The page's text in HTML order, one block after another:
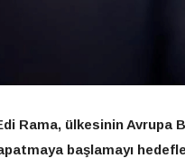
Rama, ülkesinin
başlamayı